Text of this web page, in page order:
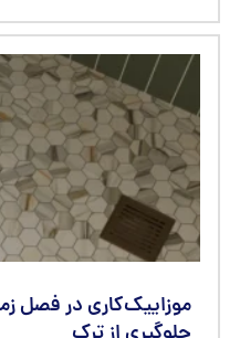
موزاییک‌کاری در فصل